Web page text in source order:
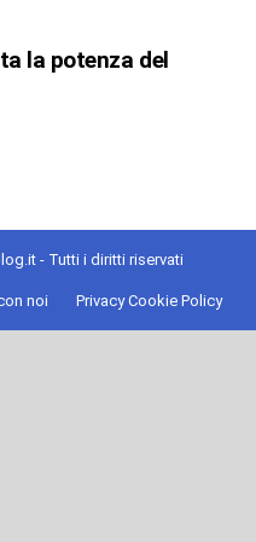
la potenza del
- Tutti i diritti riservati
noi Privacy Cookie Policy